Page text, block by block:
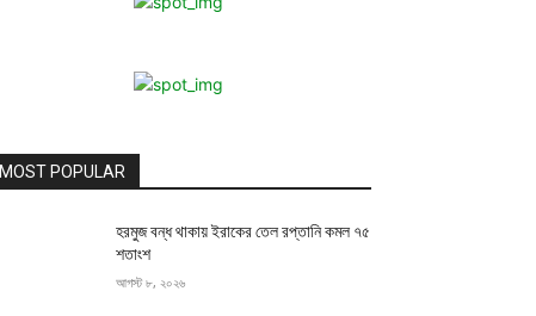
MOST POPULAR
হরমুজ বন্ধ থাকায় ইরাকের তেল রপ্তানি কমল ৭৫
শতাংশ
আগস্ট ৮, ২০২৬